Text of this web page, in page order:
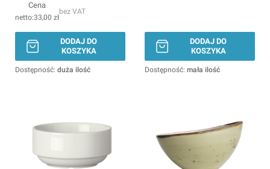
Cena
33,00 zł
bez VAT
DODAJ DO
KOSZYKA
Dostępność: duża ilość
DODAJ DO
KOSZYKA
Dostępność: mała ilość